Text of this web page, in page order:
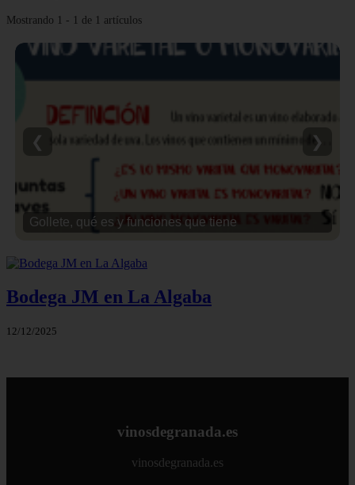
Mostrando 1 - 1 de 1 artículos
Gollete, qué es y funciones que tiene
❮ ❯
Bodega JM en La Algaba
12/12/2025
vinosdegranada.es
vinosdegranada.es